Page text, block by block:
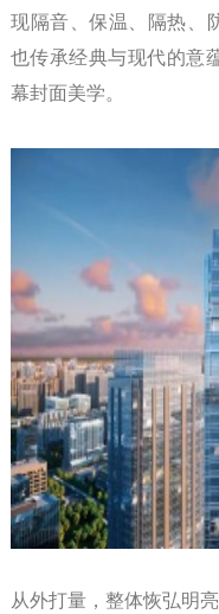
现隔音、保温、隔热、
也传承经典与现代的意
幕封面美学。
从外打量，整体恢弘明